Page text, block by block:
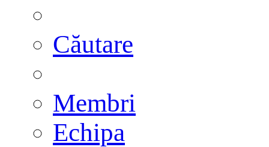
Căutare
Membri
Echipa